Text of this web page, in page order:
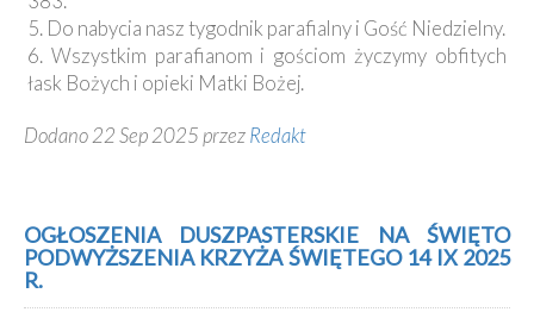
5. Do nabycia nasz tygodnik parafialny i Gość Niedzielny.
6. Wszystkim parafianom i gościom życzymy obfitych
łask Bożych i opieki Matki Bożej.
Dodano 22 Sep 2025 przezRedakt
OGŁOSZENIA DUSZPASTERSKIE NA ŚWIĘTO
PODWYŻSZENIA KRZYŻA ŚWIĘTEGO 14 IX 2025
R.